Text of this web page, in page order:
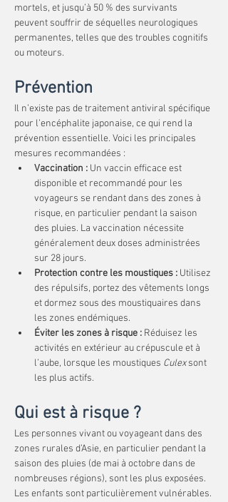
mortels, et jusqu’à 50 % des survivants
peuvent souffrir de séquelles neurologiques
permanentes, telles que des troubles cognitifs
ou moteurs.
Prévention
Il n’existe pas de traitement antiviral spécifique
pour l’encéphalite japonaise, ce qui rend la
prévention essentielle. Voici les principales
mesures recommandées :
Vaccination : Un vaccin efficace est
disponible et recommandé pour les
voyageurs se rendant dans des zones à
risque, en particulier pendant la saison
des pluies. La vaccination nécessite
généralement deux doses administrées
sur 28 jours.
Protection contre les moustiques : Utilisez
des répulsifs, portez des vêtements longs
et dormez sous des moustiquaires dans
les zones endémiques.
Éviter les zones à risque : Réduisez les
activités en extérieur au crépuscule et à
l’aube, lorsque les moustiques Culex sont
les plus actifs.
Qui est à risque ?
Les personnes vivant ou voyageant dans des
zones rurales d’Asie, en particulier pendant la
saison des pluies (de mai à octobre dans de
nombreuses régions), sont les plus exposées.
Les enfants sont particulièrement vulnérables.